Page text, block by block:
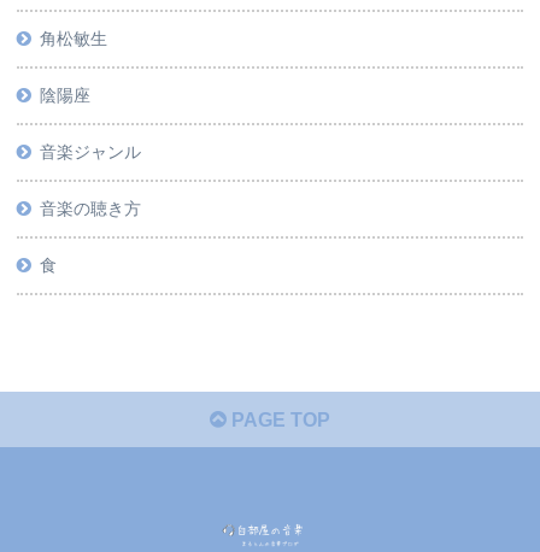
角松敏生
陰陽座
音楽ジャンル
音楽の聴き方
食
PAGE TOP